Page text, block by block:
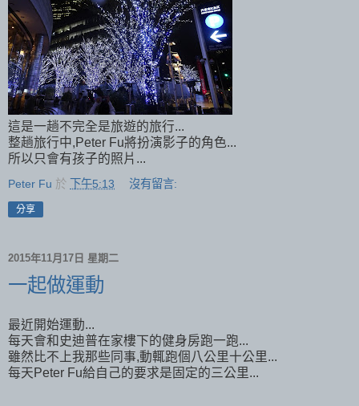
這是一趟不完全是旅遊的旅行...
整趟旅行中,Peter Fu將扮演影子的角色...
所以只會有孩子的照片...
Peter Fu 於 下午5:13 沒有留言:
分享
2015年11月17日 星期二
一起做運動
最近開始運動...
每天會和史迪普在家樓下的健身房跑一跑...
雖然比不上我那些同事,動輒跑個八公里十公里...
每天Peter Fu給自己的要求是固定的三公里...